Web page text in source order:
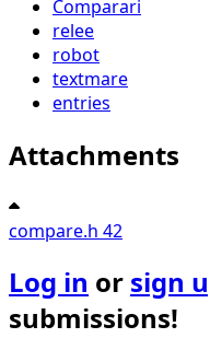
Comparari
relee
robot
textmare
entries
Attachments
compare.h 42
Log in or sign
submissions!